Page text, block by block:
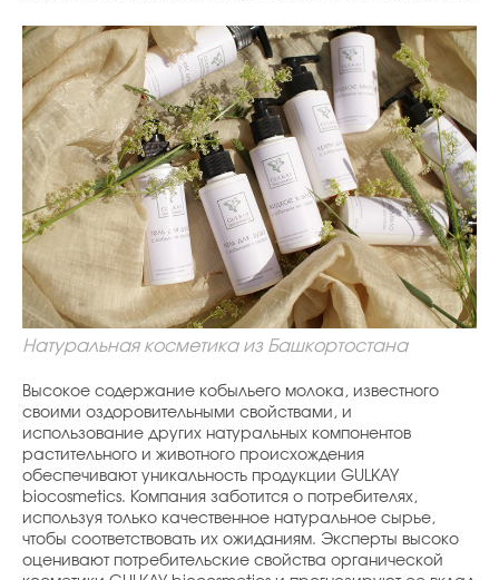
Натуральная косметика из Башкортостана
Высокое содержание кобыльего молока, известного
своими оздоровительными свойствами, и
использование других натуральных компонентов
растительного и животного происхождения
обеспечивают уникальность продукции GULKAY
biocosmetics. Компания заботится о потребителях,
используя только качественное натуральное сырье,
чтобы соответствовать их ожиданиям. Эксперты высоко
оценивают потребительские свойства органической